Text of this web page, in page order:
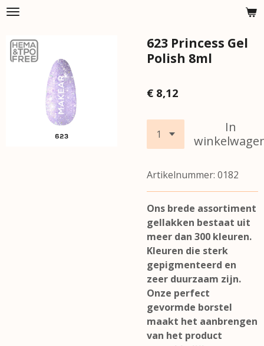
Ga
naar
de
hoofdinhoud
623 Princess Gel
Polish 8ml
€ 8,12
In
Artikelnummer: 0182
Ons brede assortiment
gellakken bestaat uit
meer dan 300 kleuren.
Kleuren die sterk
gepigmenteerd en
zeer duurzaam zijn.
Onze perfect
gevormde borstel
maakt het aanbrengen
van het product